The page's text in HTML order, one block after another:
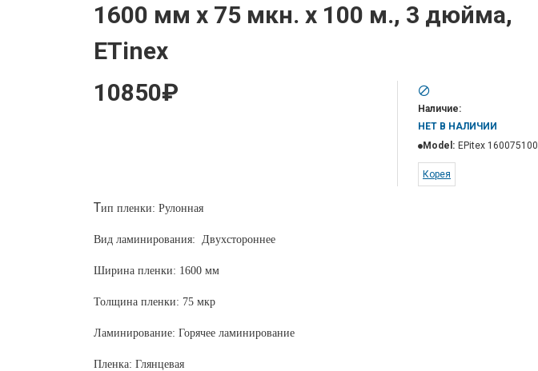
1600 мм х 75 мкн. x 100 м., 3 дюйма,
ETinex
10850₽
Наличие:
НЕТ В НАЛИЧИИ
Model: ЕPitex 160075100
Корея
Тип пленки: Рулонная
Вид ламинирования: Двухстороннее
Ширина пленки: 1600 мм
Толщина пленки: 75 мкр
Ламинирование: Горячее ламинирование
Пленка: Глянцевая